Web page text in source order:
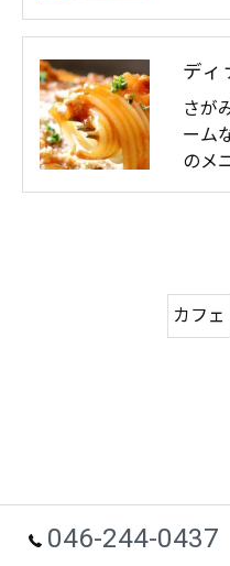
ディ
さが
ーム
のメ
カフェ
046-244-0437